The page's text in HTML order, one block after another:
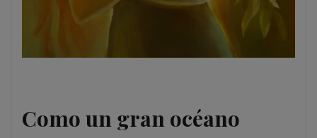
Como un gran océano